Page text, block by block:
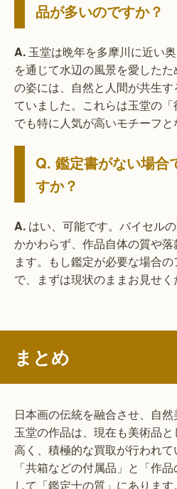
品が多いのですか？
A. 玉堂は晩年を多摩川に近い
を通じて水辺の風景を愛した
の姿には、自然と人間が共生
ていました。これらは玉堂の
でも特に人気が高いモチーフと
Q. 鑑定書がない場合
すか？
A. はい、可能です。バイセル
かかわらず、作品自体の質や
ます。もし鑑定が必要な場合
で、まずは現状のままお見せく
まとめ
日本画の伝統を融合させ、自
玉堂の作品は、現在も美術品
高く、積極的な買取が行われ
「共箱などの付属品」と「作
して「鑑定士の質」にあります。